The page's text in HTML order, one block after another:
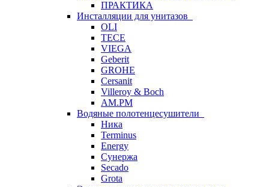
ПРАКТИКА
Инсталляции для унитазов
OLI
TECE
VIEGA
Geberit
GROHE
Cersanit
Villeroy & Boch
AM.PM
Водяные полотенцесушители
Ника
Terminus
Energy
Сунержа
Secado
Grota